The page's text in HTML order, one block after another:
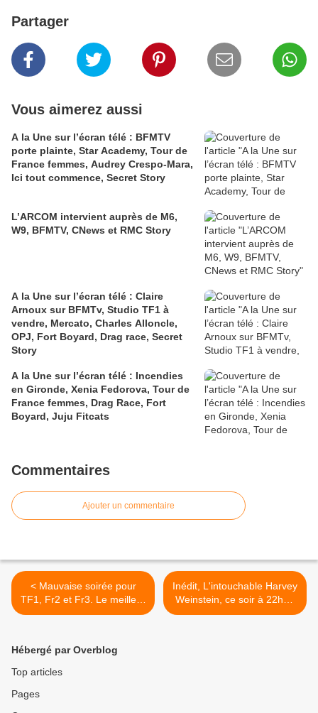
Partager
Vous aimerez aussi
A la Une sur l’écran télé : BFMTV
porte plainte, Star Academy, Tour de
France femmes, Audrey Crespo-Mara,
Ici tout commence, Secret Story
L’ARCOM intervient auprès de M6,
W9, BFMTV, CNews et RMC Story
A la Une sur l’écran télé : Claire
Arnoux sur BFMTv, Studio TF1 à
vendre, Mercato, Charles Alloncle,
OPJ, Fort Boyard, Drag race, Secret
Story
A la Une sur l’écran télé : Incendies
en Gironde, Xenia Fedorova, Tour de
France femmes, Drag Race, Fort
Boyard, Juju Fitcats
Commentaires
Ajouter un commentaire
< Mauvaise soirée pour
TF1, Fr2 et Fr3. Le meilleur
pâtissier en hausse. C8, C+
Inédit, L'intouchable Harvey
Weinstein, ce soir à 22h25
sur Arte >
Hébergé par Overblog
Top articles
Pages